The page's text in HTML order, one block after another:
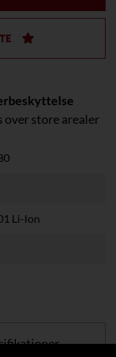
store arealer
Li-Ion